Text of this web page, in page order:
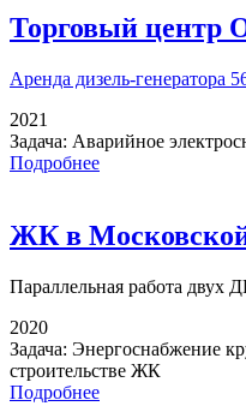
Торговый центр
Аренда дизель-генератора
2021
Задача: Аварийное
Подробнее
ЖК в
Параллельная работа двух
2020
Задача: Энергоснабжение
строительстве ЖК
Подробнее